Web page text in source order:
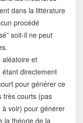
dans la littérature
procédé
soit-il ne peut
aléatoire et
directement
pour générer ce
très courts (pas
voir) pour générer
la théorie de la